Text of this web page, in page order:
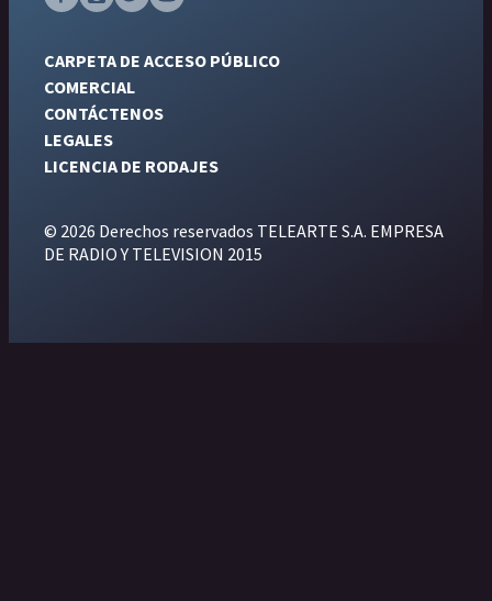
CARPETA DE ACCESO PÚBLICO
COMERCIAL
CONTÁCTENOS
LEGALES
LICENCIA DE RODAJES
© 2026 Derechos reservados TELEARTE S.A. EMPRESA
DE RADIO Y TELEVISION 2015